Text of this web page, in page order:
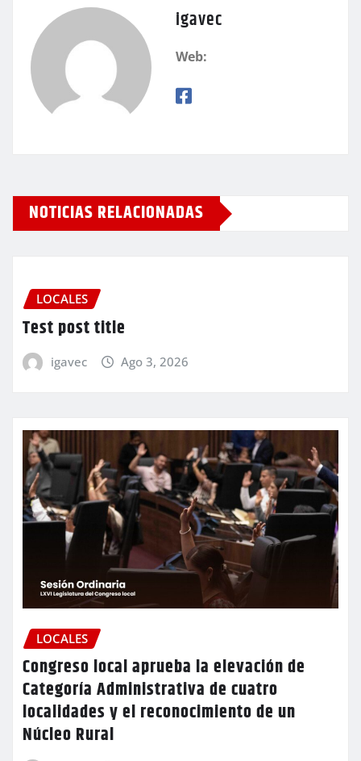
igavec
Web:
NOTICIAS RELACIONADAS
LOCALES
Test post title
igavec Ago 3, 2026
LOCALES
Congreso local aprueba la elevación de
Categoría Administrativa de cuatro
localidades y el reconocimiento de un
Núcleo Rural